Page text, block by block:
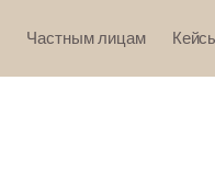
Частным лицам